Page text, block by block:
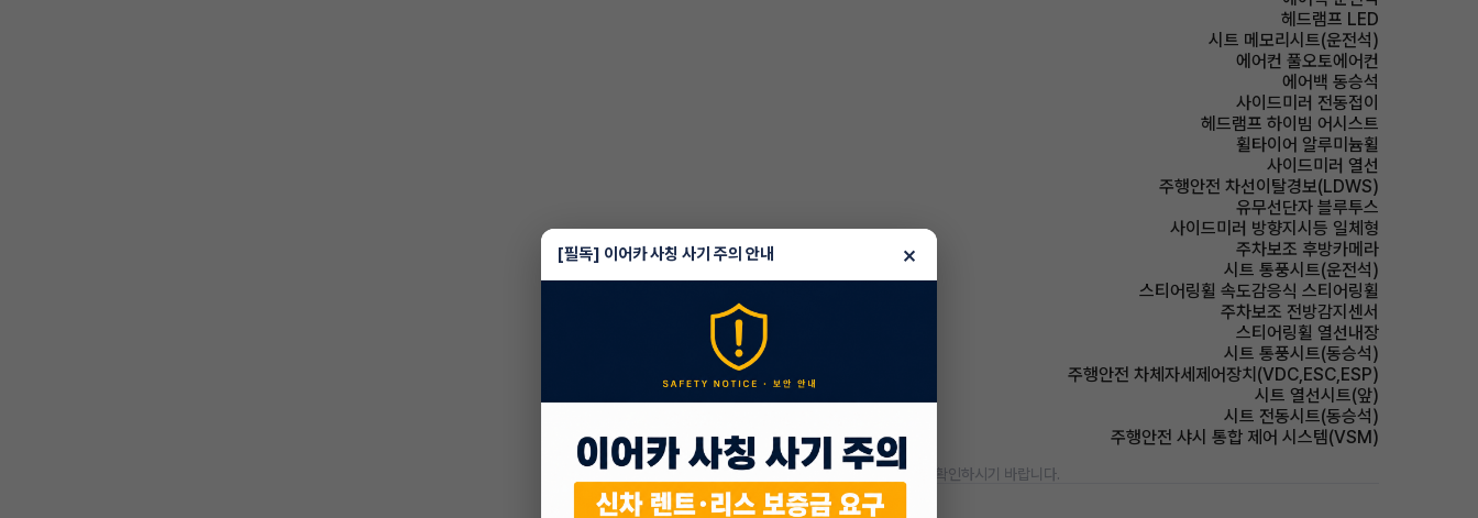
헤드램프 LED
시트 메모리시트(운전석)
에어컨 풀오토에어컨
에어백 동승석
사이드미러 전동접이
헤드램프 하이빔 어시스트
휠타이어 알루미늄휠
사이드미러 열선
주행안전 차선이탈경보(LDWS)
유무선단자 블루투스
사이드미러 방향지시등 일체형
주차보조 후방카메라
시트 통풍시트(운전석)
스티어링휠 속도감응식 스티어링휠
주차보조 전방감지센서
스티어링휠 열선내장
시트 통풍시트(동승석)
주행안전 차체자세제어장치(VDC,ESC,ESP)
시트 열선시트(앞)
시트 전동시트(동승석)
주행안전 샤시 통합 제어 시스템(VSM)
* 정확한 정보는 판매자와 반드시 확인하시기 바랍니다.
차량 위치
[필독] 이어카 사칭 사기 주의 안내 ×